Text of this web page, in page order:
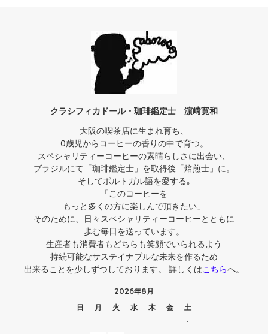
クラシフィカドール・珈琲鑑定士 濵﨑寛和
大阪の喫茶店に生まれ育ち、
0歳児からコーヒーの香りの中で育つ。
スペシャリティーコーヒーの素晴らしさに出会い、
ブラジルにて「珈琲鑑定士」を取得後「焙煎士」に。
そしてポルトガル語を愛する｡
「このコーヒーを
もっと多くの方に楽しんで頂きたい」
そのために、日々スペシャリティーコーヒーとともに
歩む毎日を送っています。
生産者も消費者もどちらも笑顔でいられるよう
持続可能なサステイナブルな未来を作るため
出来ることを少しずつしております。 詳しくはこちらへ。
2026年8月
日
月 火 水 木 金
土
1